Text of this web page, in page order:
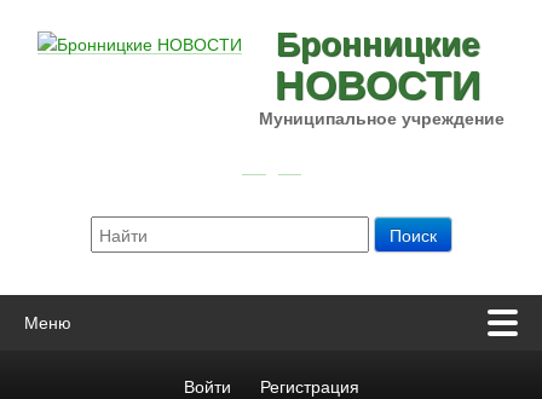
Бронницкие
НОВОСТИ
Муниципальное учреждение
Меню
Войти Регистрация